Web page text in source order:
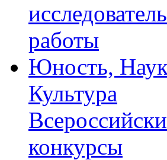
работы
Юность,
Культура
конкурсы